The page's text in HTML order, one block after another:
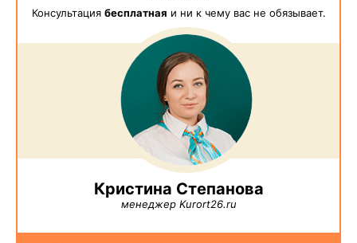
Консультация бесплатная и ни к чему вас не обязывает.
Кристина Степанова
менеджер Kurort26.ru